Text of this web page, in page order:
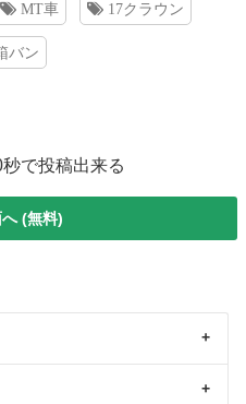
MT車 17クラウン
バン
で投稿出来る
(無料)